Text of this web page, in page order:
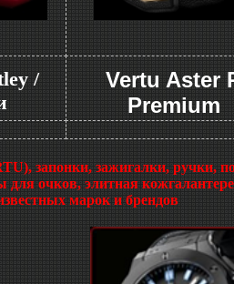
/
Vertu Aster
Premium
зажигалки, ручки,
для очков, элитная
марок и брендов